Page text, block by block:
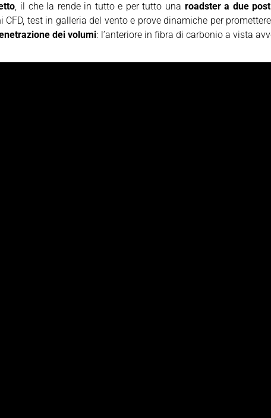
, il che la rende in tutto e per tutto una roadster a due
test in galleria del vento e prove dinamiche per
dei volumi: l’anteriore in fibra di carbonio a vista